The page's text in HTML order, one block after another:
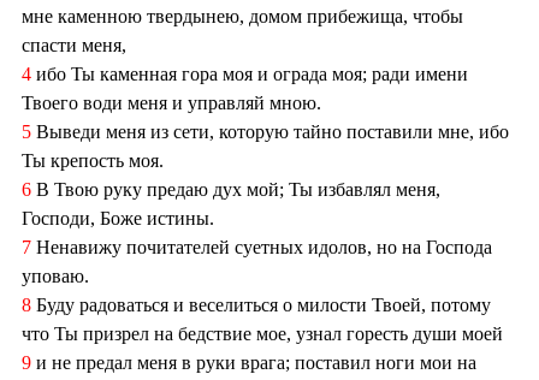
мне каменною твердынею, домом прибежища, чтобы
спасти меня,
4 ибо Ты каменная гора моя и ограда моя; ради имени
Твоего води меня и управляй мною.
5 Выведи меня из сети, которую тайно поставили мне, ибо
Ты крепость моя.
6 В Твою руку предаю дух мой; Ты избавлял меня,
Господи, Боже истины.
7 Ненавижу почитателей суетных идолов, но на Господа
уповаю.
8 Буду радоваться и веселиться о милости Твоей, потому
что Ты призрел на бедствие мое, узнал горесть души моей
9 и не предал меня в руки врага; поставил ноги мои на